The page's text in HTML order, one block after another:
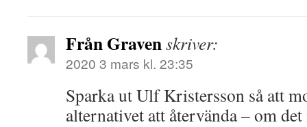
Från Gravenskriver:
2020 3 mars kl. 23:35
Sparka ut Ulf Kristersson så att
alternativet att återvända – om